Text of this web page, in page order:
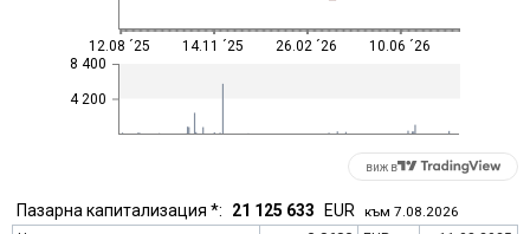
4 200
8 400
12.08 ´25 14.11 ´25 26.02 ´26 10.06 ´26
виж в
Пазарна капитализация *: 21 125 633 EUR към 7.08.2026